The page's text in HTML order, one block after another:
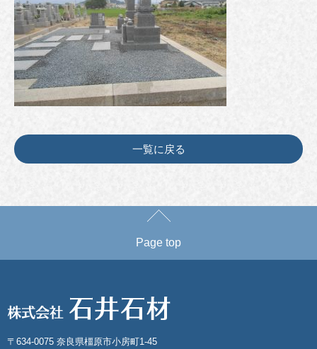
一覧に戻る
Page top
〒634-0075 奈良県橿原市小房町1-45